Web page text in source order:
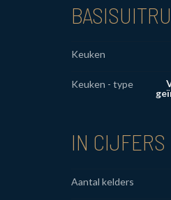
Keuken
Keuken - type
IN CIJFERS
Aantal kelders